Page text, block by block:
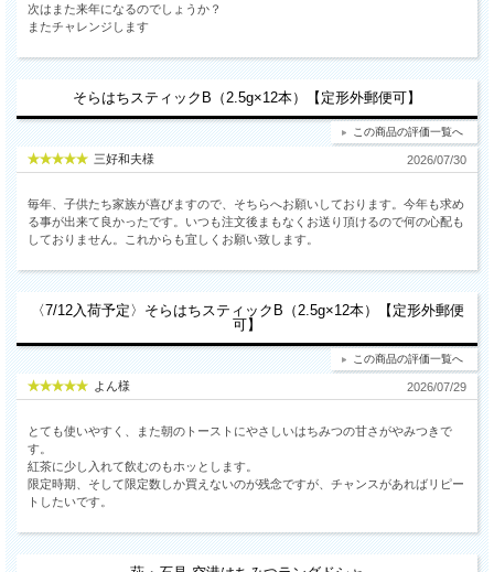
次はまた来年になるのでしょうか？
またチャレンジします
そらはちスティックB（2.5g×12本）【定形外郵便可】
この商品の評価一覧へ
三好和夫様 2026/07/30
毎年、子供たち家族が喜びますので、そちらへお願いしております。今年も求め
る事が出来て良かったです。いつも注文後まもなくお送り頂けるので何の心配も
しておりません。これからも宜しくお願い致します。
〈7/12入荷予定〉そらはちスティックB（2.5g×12本）【定形外郵便
可】
この商品の評価一覧へ
よん様 2026/07/29
とても使いやすく、また朝のトーストにやさしいはちみつの甘さがやみつきで
す。
紅茶に少し入れて飲むのもホッとします。
限定時期、そして限定数しか買えないのが残念ですが、チャンスがあればリピー
トしたいです。